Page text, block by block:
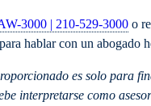
3000 | 210-529-3000 o
para hablar con un abogado
es solo para
interpretarse como